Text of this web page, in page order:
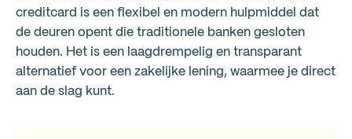
creditcard is een flexibel en modern hulpmiddel dat
de deuren opent die traditionele banken gesloten
houden. Het is een laagdrempelig en transparant
alternatief voor een zakelijke lening, waarmee je direct
aan de slag kunt.